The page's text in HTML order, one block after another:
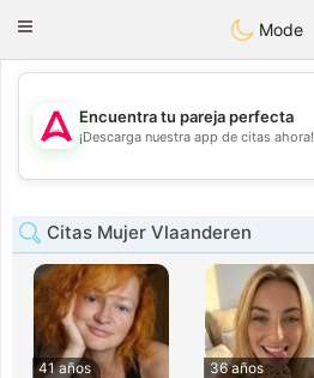
Tantôt
Toggle
Mode
💖
💕
Encuentra tu pareja perfecta
¡Descarga nuestra app de citas ahora!
Citas Mujer Vlaanderen
41 años
36 años